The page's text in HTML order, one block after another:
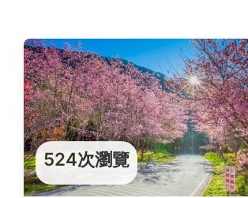
524次瀏覽